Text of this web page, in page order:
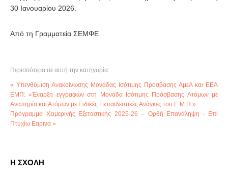
30 Ιανουαρίου 2026.
Από τη Γραμματεία ΣΕΜΦΕ
Περισσότερα σε αυτή την κατηγορία:
« Υπενθύμιση Ανακοίνωσης Μονάδας Ισότιμης Πρόσβασης ΑμεΑ και ΕΕΑ
ΕΜΠ: «Έναρξη εγγραφών στη Μονάδα Ισότιμης Πρόσβασης Ατόμων με
Αναπηρία και Ατόμων με Ειδικές Εκπαιδευτικές Ανάγκες του Ε.Μ.Π.»
Πρόγραμμα Χειμερινής Εξεταστικής 2025-26 – Ορθή Επανάληψη - Επί
Πτυχίω Εαρινά »
Η ΣΧΟΛΗ